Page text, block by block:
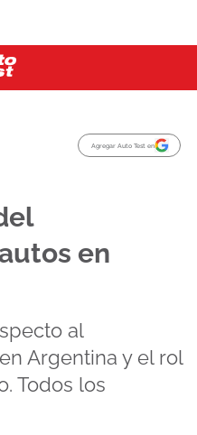
Agregar Auto Test en
en
al
Argentina y el rol
Todos los